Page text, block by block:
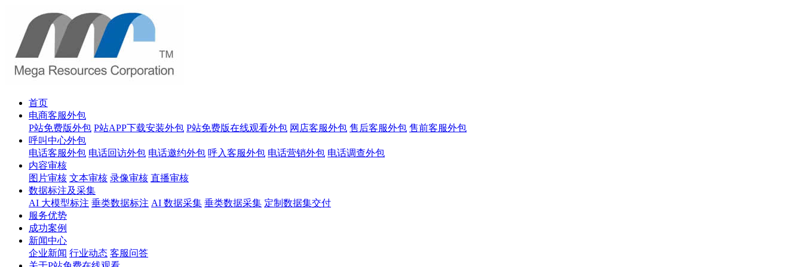
首页
电商客服外包
P站免费版外包 P站APP下载安装外包 P站免费版在线观看外包 网店客服外包 售后客服外包 售前客服外包
呼叫中心外包
电话客服外包 电话回访外包 电话邀约外包 呼入客服外包 电话营销外包 电话调查外包
内容审核
图片审核 文本审核 录像审核 直播审核
数据标注及采集
AI 大模型标注 垂类数据标注 AI 数据采集 垂类数据采集 定制数据集交付
服务优势
成功案例
新闻中心
企业新闻 行业动态 客服问答